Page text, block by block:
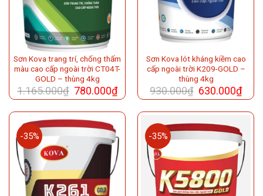
Sơn Kova trang trí, chống thấm
màu cao cấp ngoài trời CT04T-
GOLD – thùng 4kg
1.165.000₫ 780.000₫
Sơn Kova lót kháng kiềm cao
cấp ngoài trời K209-GOLD –
thùng 4kg
930.000₫ 630.000₫
-35% -35%